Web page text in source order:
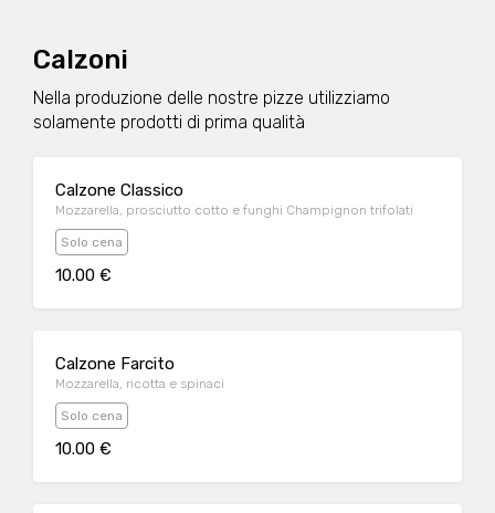
Calzoni
Nella produzione delle nostre pizze utilizziamo
solamente prodotti di prima qualità
Calzone Classico
Mozzarella, prosciutto cotto e funghi Champignon trifolati
Solo cena
10.00 €
Calzone Farcito
Mozzarella, ricotta e spinaci
Solo cena
10.00 €